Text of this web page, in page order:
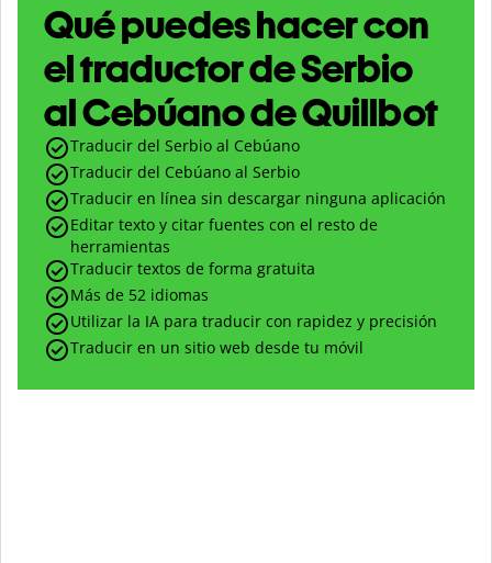
Qué puedes hacer con
el traductor de Serbio
al Cebúano de Quillbot
Traducir del Serbio al Cebúano
Traducir del Cebúano al Serbio
Traducir en línea sin descargar ninguna aplicación
Editar texto y citar fuentes con el resto de
herramientas
Traducir textos de forma gratuita
Más de 52 idiomas
Utilizar la IA para traducir con rapidez y precisión
Traducir en un sitio web desde tu móvil